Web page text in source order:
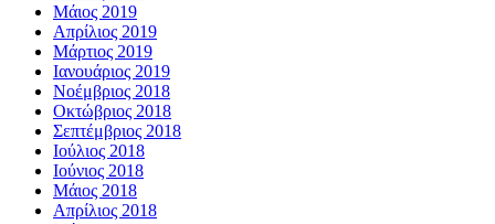
Μάιος 2019
Απρίλιος 2019
Μάρτιος 2019
Ιανουάριος 2019
Νοέμβριος 2018
Οκτώβριος 2018
Σεπτέμβριος 2018
Ιούλιος 2018
Ιούνιος 2018
Μάιος 2018
Απρίλιος 2018